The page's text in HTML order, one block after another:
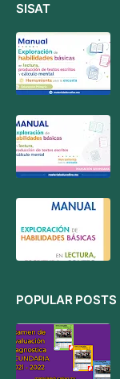
SISAT
POPULAR POSTS